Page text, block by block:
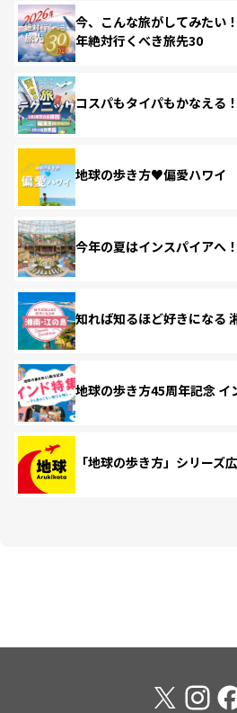
今、こんな旅がしてみたい
年絶対行くべき旅先30
コスパもタイパもかなえる
地球の歩き方♥偏愛ハワイ
今年の夏はインスパイアへ！
知れば知るほど好きになる
地球の歩き方45周年記念 イ
「地球の歩き方」シリーズ